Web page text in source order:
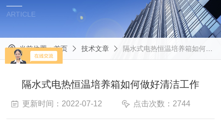
ARTICLE
当前位置：首页 技术文章 隔水式电热恒温培养箱如何做好清洁工作
隔水式电热恒温培养箱如何做好清洁工作
更新时间：2022-07-12 点击次数：2744